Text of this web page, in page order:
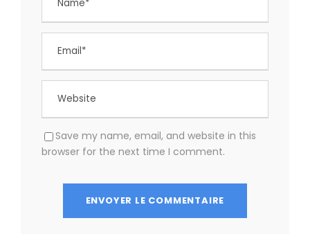
Save my name, email, and website in this
browser for the next time I comment.